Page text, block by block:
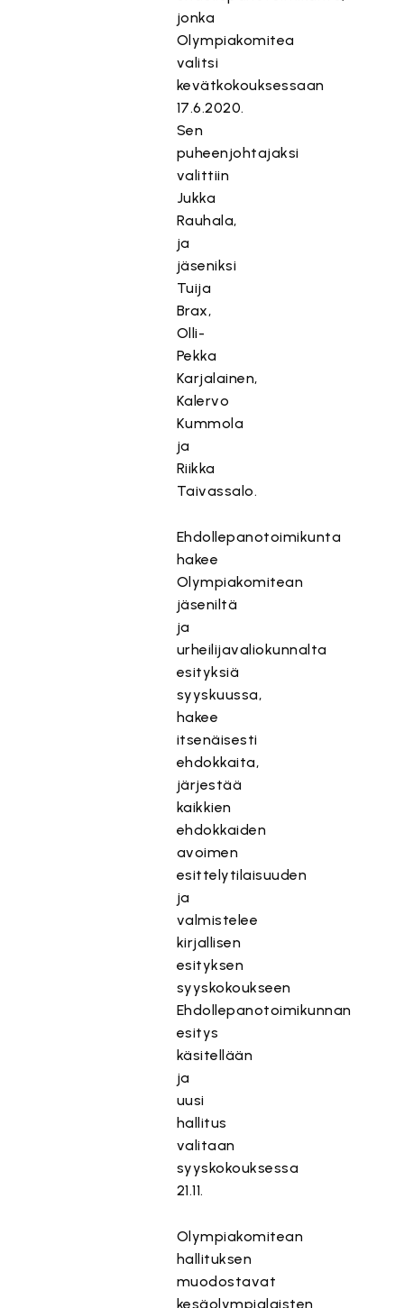
jonka
Olympiakomitea
valitsi
kevätkokouksessaan
17.6.2020.
Sen
puheenjohtajaksi
valittiin
Jukka
Rauhala,
ja
jäseniksi
Tuija
Brax,
Olli-
Pekka
Karjalainen,
Kalervo
Kummola
ja
Riikka
Taivassalo.
Ehdollepanotoimikunta
hakee
Olympiakomitean
jäseniltä
ja
urheilijavaliokunnalta
esityksiä
syyskuussa,
hakee
itsenäisesti
ehdokkaita,
järjestää
kaikkien
ehdokkaiden
avoimen
esittelytilaisuuden
ja
valmistelee
kirjallisen
esityksen
syyskokoukseen
Ehdollepanotoimikunnan
esitys
käsitellään
ja
uusi
hallitus
valitaan
syyskokouksessa
21.11.
Olympiakomitean
hallituksen
muodostavat
kesäolympialaisten